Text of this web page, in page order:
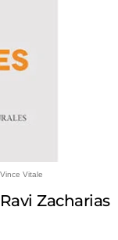
Vitale
Zacharias